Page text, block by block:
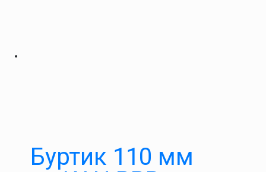
Буртик 110 мм